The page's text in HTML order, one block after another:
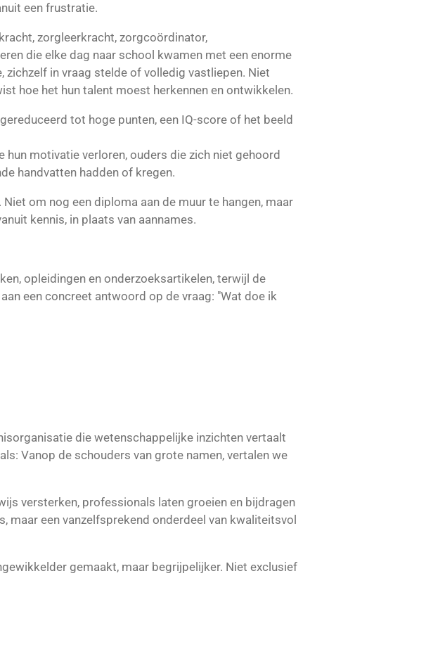
een frustratie.
zorgleerkracht, zorgcoördinator,
die elke dag naar school kwamen met een enorme
in vraag stelde of volledig vastliepen. Niet
hoe het hun talent moest herkennen en ontwikkelen.
tot hoge punten, een IQ-score of het beeld
motivatie verloren, ouders die zich niet gehoord
handvatten hadden of kregen.
om nog een diploma aan de muur te hangen, maar
kennis, in plaats van aannames.
opleidingen en onderzoeksartikelen, terwijl de
een concreet antwoord op de vraag: "Wat doe ik
die wetenschappelijke inzichten vertaalt
Vanop de schouders van grote namen, vertalen we
versterken, professionals laten groeien en bijdragen
maar een vanzelfsprekend onderdeel van kwaliteitsvol
gemaakt, maar begrijpelijker. Niet exclusief